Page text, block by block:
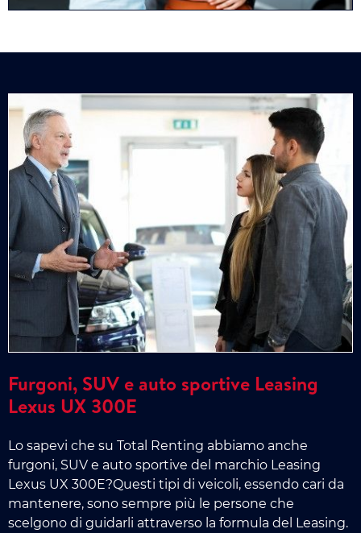
Furgoni, SUV e auto sportive Leasing
Lexus UX 300E
Lo sapevi che su Total Renting abbiamo anche
furgoni, SUV e auto sportive del marchio Leasing
Lexus UX 300E?Questi tipi di veicoli, essendo cari da
mantenere, sono sempre più le persone che
scelgono di guidarli attraverso la formula del Leasing.